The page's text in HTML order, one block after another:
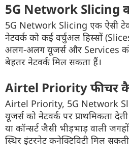
5G Network Slicing
5G Network Slicing एक ऐसी
नेटवर्क को कई वर्चुअल हिस्सों
अलग-अलग यूजर्स और Services
बेहतर नेटवर्क मिल सकता हैं।
Airtel Priority फीचर
Airtel Priority, 5G Network
यूजर्स को नेटवर्क पर प्राथमिकता
या कॉन्सर्ट जैसी भीड़भाड़ वाली
स्थिर इंटरनेट कनेक्टिविटी मिल